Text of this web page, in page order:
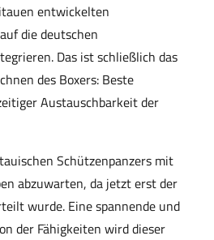
entwickelten
die deutschen
Das ist schließlich das
des Boxers: Beste
Austauschbarkeit der
Schützenpanzers mit
abzuwarten, da jetzt erst der
wurde. Eine spannende und
der Fähigkeiten wird dieser